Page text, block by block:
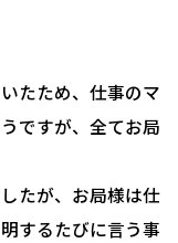
たため、仕事のマ
ですが、全てお局
たが、お局様は仕
するたびに言う事